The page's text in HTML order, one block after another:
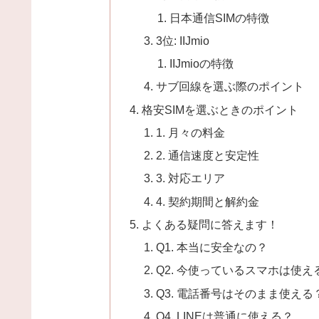
日本通信SIMの特徴
3位: IIJmio
IIJmioの特徴
サブ回線を選ぶ際のポイント
格安SIMを選ぶときのポイント
1. 月々の料金
2. 通信速度と安定性
3. 対応エリア
4. 契約期間と解約金
よくある疑問に答えます！
Q1. 本当に安全なの？
Q2. 今使っているスマホは使え
Q3. 電話番号はそのまま使える
Q4. LINEは普通に使える？